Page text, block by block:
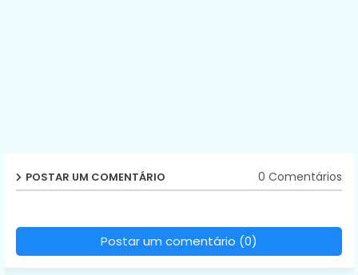
POSTAR UM COMENTÁRIO 0 Comentários
Postar um comentário (0)